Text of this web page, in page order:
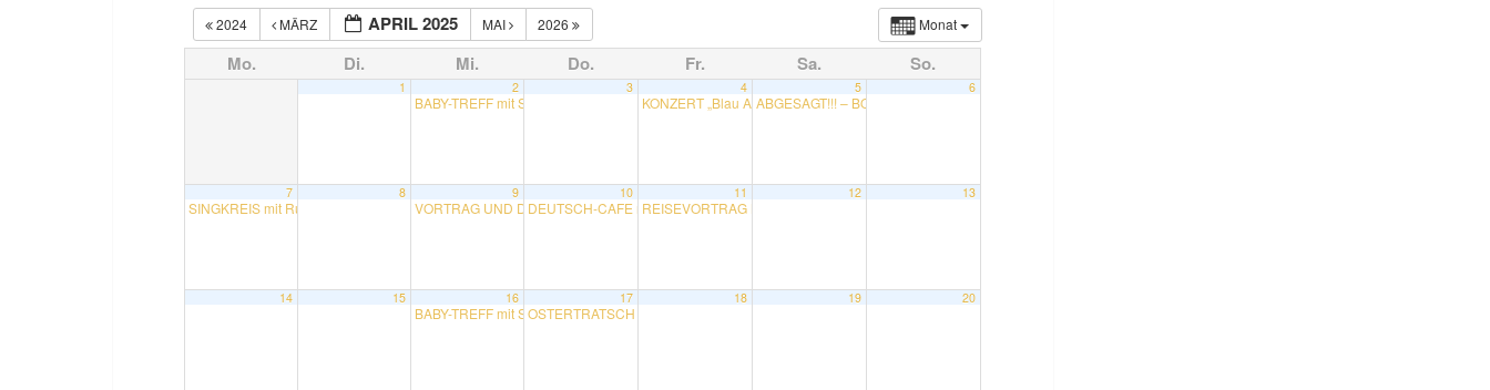
Monat
2024 MÄRZ APRIL 2025 MAI 2026
Mo. Di. Mi. Do. Fr. Sa. So.
1 2
BABY-TREFF mit Sarah
3 4
KONZERT „Blau AG“19:00
5
ABGESAGT!!! – BOWLING mit Eva
6
7
SINGKREIS mit Rudolf
8 9
VORTRAG UND DISKUSSION LANGZEITARBEITSLOSIGKEIT mit Dr. Manfred Krenn
10
DEUTSCH-CAFE mit Adrian19:00
11
REISEVORTRAG NAMIBIA mit Reinhard Bayer
12 13
14 15 16
BABY-TREFF mit Sarah10:00
17
OSTERTRATSCH im Vereinslokal mit Regina und Uschi
18 19 20